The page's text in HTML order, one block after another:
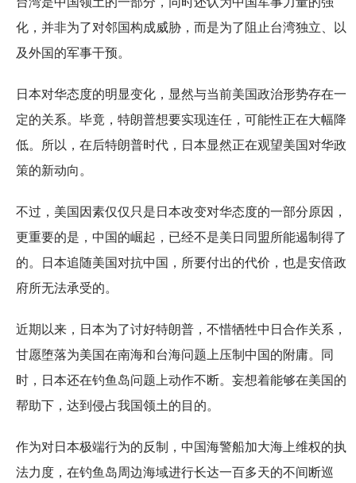
化，并非为了对邻国构成威胁，而是为了阻止台湾独立、以
及外国的军事干预。
日本对华态度的明显变化，显然与当前美国政治形势存在一
定的关系。毕竟，特朗普想要实现连任，可能性正在大幅降
低。所以，在后特朗普时代，日本显然正在观望美国对华政
策的新动向。
不过，美国因素仅仅只是日本改变对华态度的一部分原因，
更重要的是，中国的崛起，已经不是美日同盟所能遏制得了
的。日本追随美国对抗中国，所要付出的代价，也是安倍政
府所无法承受的。
近期以来，日本为了讨好特朗普，不惜牺牲中日合作关系，
甘愿堕落为美国在南海和台海问题上压制中国的附庸。同
时，日本还在钓鱼岛问题上动作不断。妄想着能够在美国的
帮助下，达到侵占我国领土的目的。
作为对日本极端行为的反制，中国海警船加大海上维权的执
法力度，在钓鱼岛周边海域进行长达一百多天的不间断巡